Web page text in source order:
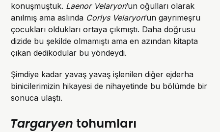
konuşmuştuk. Laenor Velaryon’un oğulları olarak
anılmış ama aslında Corlys Velaryon’un gayrimeşru
çocukları oldukları ortaya çıkmıştı. Daha doğrusu
dizide bu şekilde olmamıştı ama en azından kitapta
çıkan dedikodular bu yöndeydi.
Şimdiye kadar yavaş yavaş işlenilen diğer ejderha
binicilerimizin hikayesi de nihayetinde bu bölümde bir
sonuca ulaştı.
Targaryen tohumları